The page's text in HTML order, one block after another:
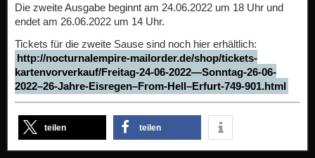
Die zweite Ausgabe beginnt am 24.06.2022 um 18 Uhr und
endet am 26.06.2022 um 14 Uhr.
Tickets für die zweite Sause sind noch hier erhältlich:
http://nocturnalempire-mailorder.de/shop/tickets-
kartenvorverkauf/Freitag-24-06-2022—Sonntag-26-06-
2022–26-Jahre-Eisregen–From-Hell–Erfurt-749-901.html
teilen teilen